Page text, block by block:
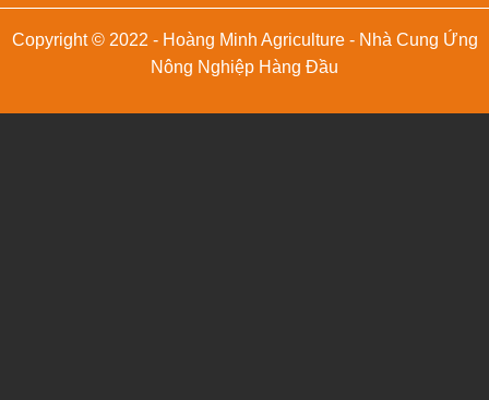
Copyright © 2022 - Hoàng Minh Agriculture - Nhà Cung Ứng
Nông Nghiệp Hàng Đầu